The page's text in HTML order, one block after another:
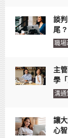
談
尾 ?
職場
主
學
溝通
讓
心